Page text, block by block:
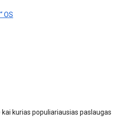
OS
kurias populiariausias paslaugas